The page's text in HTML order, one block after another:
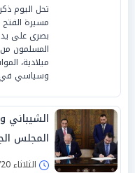
تحل اليوم
مسيرة
بصرى على يد
وسياسي في
الشيباني
المجلس
الثلاثاء 20/مايو/2025 - 10:11 م